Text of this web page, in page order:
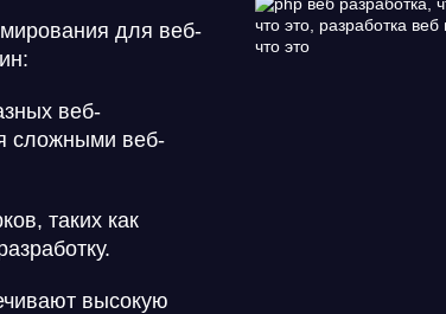
для веб-
веб-
сложными веб-
таких как
высокую